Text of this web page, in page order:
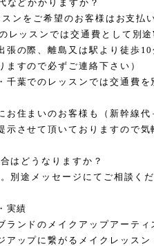
などかかりますか？
ンをご希望のお客様はお支払
レッスンでは交通費として別
張の際、離島又は駅より徒歩
ますので必ずご連絡下さい）
千葉でのレッスンでは交通費を
お住まいのお客様も（新幹線代
示させて頂いておりますので気
はどうなりますか？
別途メッセージにてご相談くだ
実績
ランドのメイクアップアーテ
アップに繋がるメイクレッス